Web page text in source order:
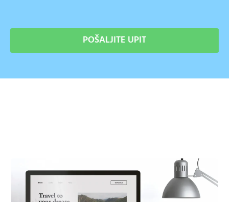
POŠALJITE UPIT